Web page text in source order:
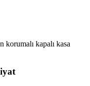
korumalı kapalı kasa